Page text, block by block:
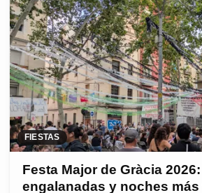
FIESTAS
Festa Major de Gràcia
engalanadas y noches